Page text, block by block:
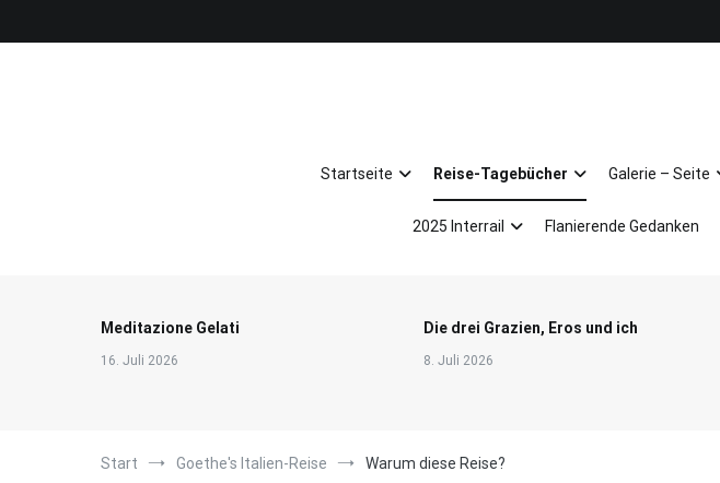
Startseite Reise-Tagebücher Galerie – Seite
2025 Interrail Flanierende Gedanken
Meditazione Gelati
16. Juli 2026
Die drei Grazien, Eros und ich
8. Juli 2026
Start Goethe's Italien-Reise Warum diese Reise?